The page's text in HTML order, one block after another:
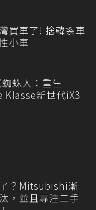
買車了! 捨韓系車
小車
蛛人：重生
新世代iX3
？Mitsubishi漸
，並且專注二手